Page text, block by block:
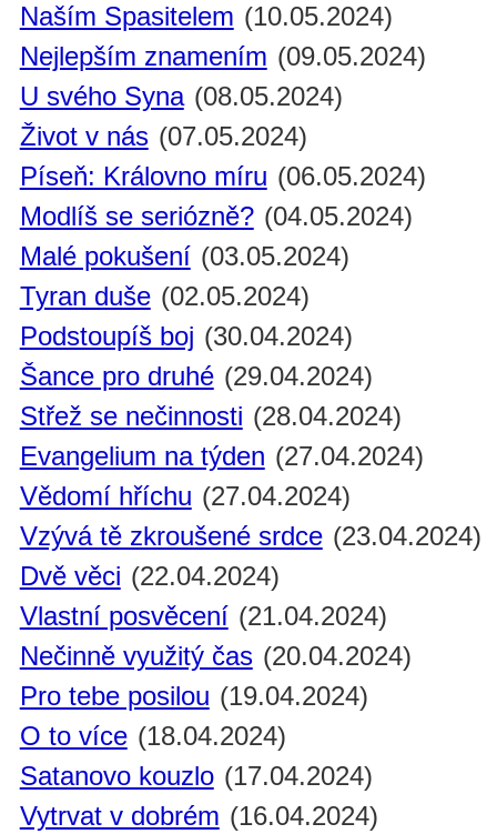
Naším Spasitelem (10.05.2024)
Nejlepším znamením (09.05.2024)
U svého Syna (08.05.2024)
Život v nás (07.05.2024)
Píseň: Královno míru (06.05.2024)
Modlíš se seriózně? (04.05.2024)
Malé pokušení (03.05.2024)
Tyran duše (02.05.2024)
Podstoupíš boj (30.04.2024)
Šance pro druhé (29.04.2024)
Střež se nečinnosti (28.04.2024)
Evangelium na týden (27.04.2024)
Vědomí hříchu (27.04.2024)
Vzývá tě zkroušené srdce (23.04.2024)
Dvě věci (22.04.2024)
Vlastní posvěcení (21.04.2024)
Nečinně využitý čas (20.04.2024)
Pro tebe posilou (19.04.2024)
O to více (18.04.2024)
Satanovo kouzlo (17.04.2024)
Vytrvat v dobrém (16.04.2024)